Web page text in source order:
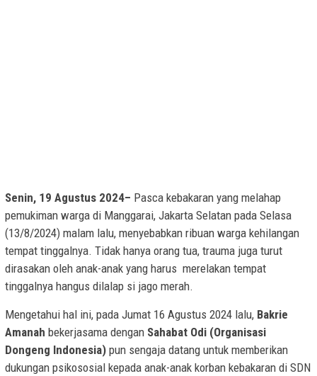
Senin, 19 Agustus 2024– Pasca kebakaran yang melahap
pemukiman warga di Manggarai, Jakarta Selatan pada Selasa
(13/8/2024) malam lalu, menyebabkan ribuan warga kehilangan
tempat tinggalnya. Tidak hanya orang tua, trauma juga turut
dirasakan oleh anak-anak yang harus merelakan tempat
tinggalnya hangus dilalap si jago merah.
Mengetahui hal ini, pada Jumat 16 Agustus 2024 lalu, Bakrie
Amanah bekerjasama dengan Sahabat Odi (Organisasi
Dongeng Indonesia) pun sengaja datang untuk memberikan
dukungan psikososial kepada anak-anak korban kebakaran di SDN